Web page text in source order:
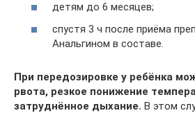
детям до 6 месяцев;
спустя 3 ч после приёма
Анальгином в составе.
При передозировке у ребёнка
рвота, резкое понижение
затруднённое дыхание. В этом